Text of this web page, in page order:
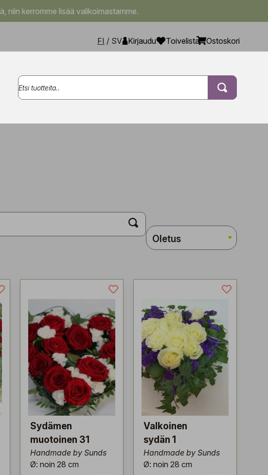
niin kerromme lisää valikoimastamme.
FI / SV Kirjaudu Toivelista Ostoskori
Sydämen
muotoinen 31
Handmade by Sunds
Ø: noin 28 cm
Valkoinen
sydän 1
Handmade by Sunds
Ø: noin 28 cm